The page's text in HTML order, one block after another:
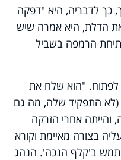
כך לדבריה, היא "דפקה
את הדלת, היא אמרה שיש
הרמפה בשביל
לפתוח. "הוא שלח את
התפקיד שלה, מה גם
והייתה אחרי הזרקה
בצורה מאיימת וקורא
ב'קלף הנכה'. הנהג